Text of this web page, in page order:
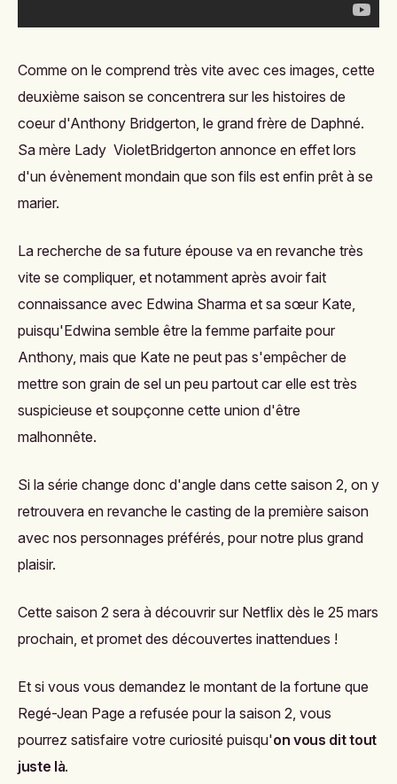
Comme on le comprend très vite avec ces images, cette
deuxième saison se concentrera sur les histoires de
coeur d'Anthony Bridgerton, le grand frère de Daphné.
Sa mère Lady VioletBridgerton annonce en effet lors
d'un évènement mondain que son fils est enfin prêt à se
marier.
La recherche de sa future épouse va en revanche très
vite se compliquer, et notamment après avoir fait
connaissance avec Edwina Sharma et sa sœur Kate,
puisqu'Edwina semble être la femme parfaite pour
Anthony, mais que Kate ne peut pas s'empêcher de
mettre son grain de sel un peu partout car elle est très
suspicieuse et soupçonne cette union d'être
malhonnête.
Si la série change donc d'angle dans cette saison 2, on y
retrouvera en revanche le casting de la première saison
avec nos personnages préférés, pour notre plus grand
plaisir.
Cette saison 2 sera à découvrir sur Netflix dès le 25 mars
prochain, et promet des découvertes inattendues !
Et si vous vous demandez le montant de la fortune que
Regé-Jean Page a refusée pour la saison 2, vous
pourrez satisfaire votre curiosité puisqu'on vous dit tout
juste là.